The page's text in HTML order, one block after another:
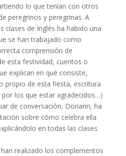
lo que tenían con otros
peregrinos y peregrinas. A
clases de Inglés ha habido una
se han trabajado como
comprensión de
esta festividad, cuentos o
explican en qué consiste,
propio de esta fiesta, escritura
los que estar agradecidos…)
de conversación, Doriann, ha
sobre cómo celebra ella
en todas las clases
realizado los complementos